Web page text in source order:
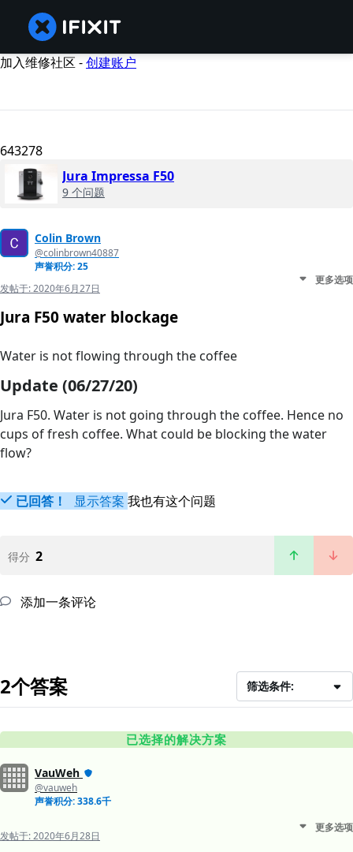
加入维修社区 -创建账户
643278
Jura Impressa F50
9 个问题
Colin Brown
@colinbrown40887
声誉积分: 25
发帖于:2020年6月27日
更多选项
Jura F50 water blockage
Water is not flowing through the coffee
Update (06/27/20)
Jura F50. Water is not going through the coffee. Hence no
cups of fresh coffee. What could be blocking the water
flow?
已回答！ 显示答案 我也有这个问题
得分 2
添加一条评论
2个答案 筛选条件:
已选择的解决方案
VauWeh
@vauweh
声誉积分: 338.6千
发帖于:2020年6月28日
更多选项